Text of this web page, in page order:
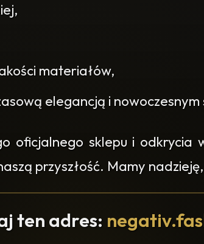
materiałów,
elegancją i nowoczesnym
oficjalnego sklepu i odkrycia
przyszłość. Mamy
ten adres: